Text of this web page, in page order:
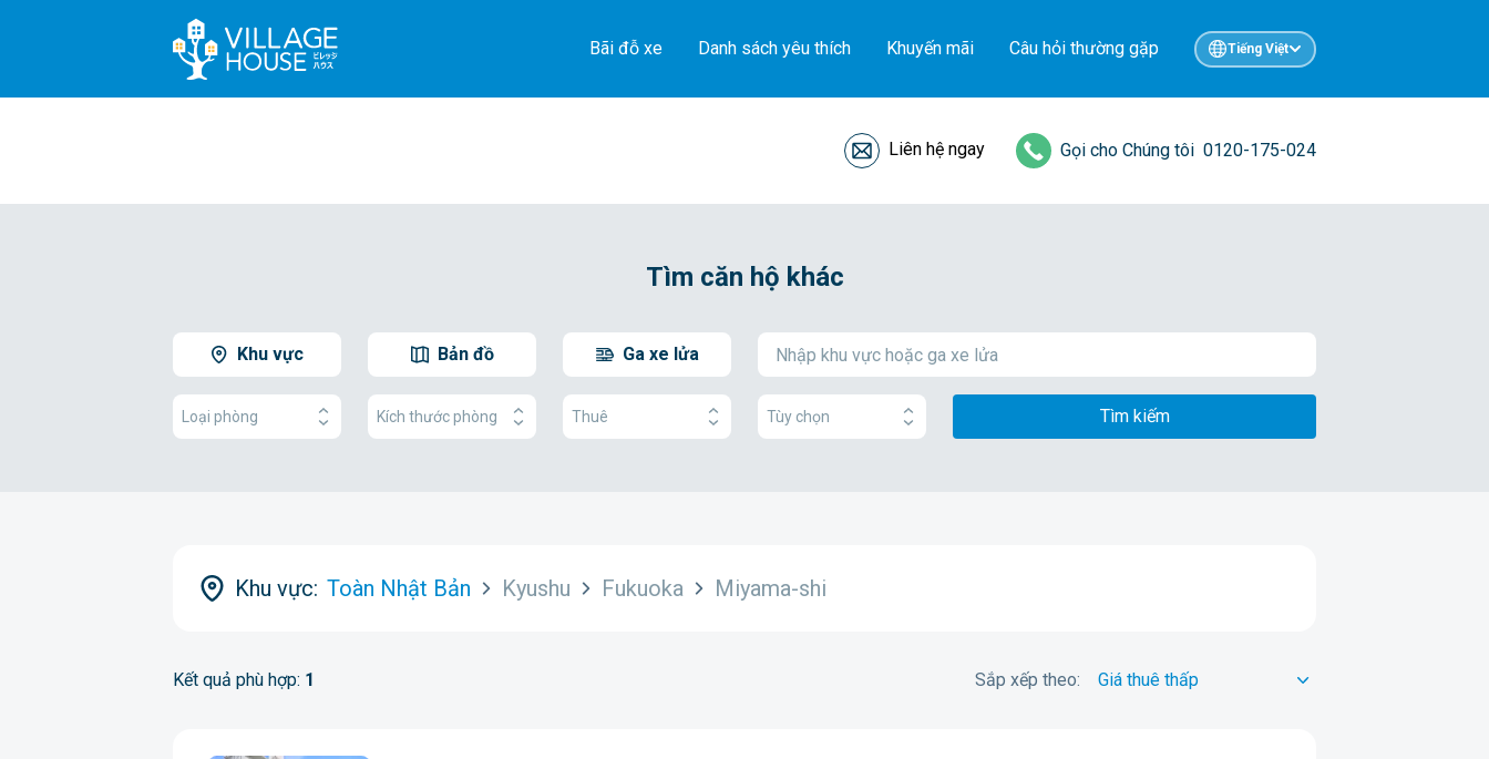
Bãi đỗ xe Danh sách yêu thích Khuyến mãi Câu hỏi thường gặp Tiếng Việt
Liên hệ ngay Gọi cho Chúng tôi 0120-175-024
Tìm căn hộ khác
Khu vực Bản đồ Ga xe lửa
Loại phòng Kích thước phòng Thuê Tùy chọn Tìm kiếm
Khu vực: Toàn Nhật Bản Kyushu Fukuoka Miyama-shi
Kết quả phù hợp: 1 Sắp xếp theo: